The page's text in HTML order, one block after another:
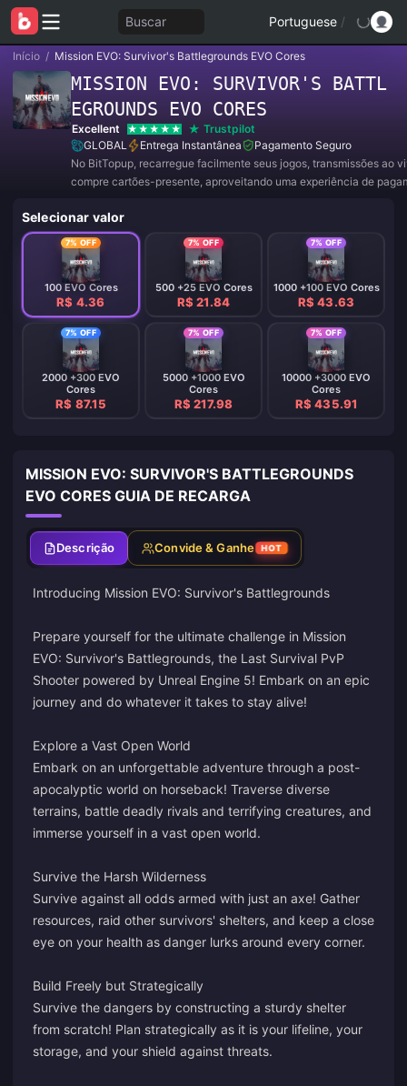
Buscar Portuguese /
Início / Mission EVO: Survivor's Battlegrounds EVO Cores
MISSION EVO: SURVIVOR'S BATTL
EGROUNDS EVO CORES
Excellent
Trustpilot
GLOBAL
Entrega Instantânea
Pagamento Seguro
No BitTopup, recarregue facilmente seus jogos, transmissões ao
compre cartões-presente, aproveitando uma experiência de
Selecionar valor
7% OFF
100 EVO Cores
R$ 4.36
7% OFF
500 +25 EVO Cores
R$ 21.84
7% OFF
1000 +100 EVO Cores
R$ 43.63
7% OFF
2000 +300 EVO
Cores
R$ 87.15
7% OFF
5000 +1000 EVO
Cores
R$ 217.98
7% OFF
10000 +3000 EVO
Cores
R$ 435.91
MISSION EVO: SURVIVOR'S BATTLEGROUNDS
EVO CORES GUIA DE RECARGA
Descrição Convide & Ganhe HOT
Introducing Mission EVO: Survivor's Battlegrounds
Prepare yourself for the ultimate challenge in Mission
EVO: Survivor's Battlegrounds, the Last Survival PvP
Shooter powered by Unreal Engine 5! Embark on an epic
journey and do whatever it takes to stay alive!
Explore a Vast Open World
Embark on an unforgettable adventure through a post-
apocalyptic world on horseback! Traverse diverse
terrains, battle deadly rivals and terrifying creatures, and
immerse yourself in a vast open world.
Survive the Harsh Wilderness
Survive against all odds armed with just an axe! Gather
resources, raid other survivors' shelters, and keep a close
eye on your health as danger lurks around every corner.
Build Freely but Strategically
Survive the dangers by constructing a sturdy shelter
from scratch! Plan strategically as it is your lifeline, your
storage, and your shield against threats.